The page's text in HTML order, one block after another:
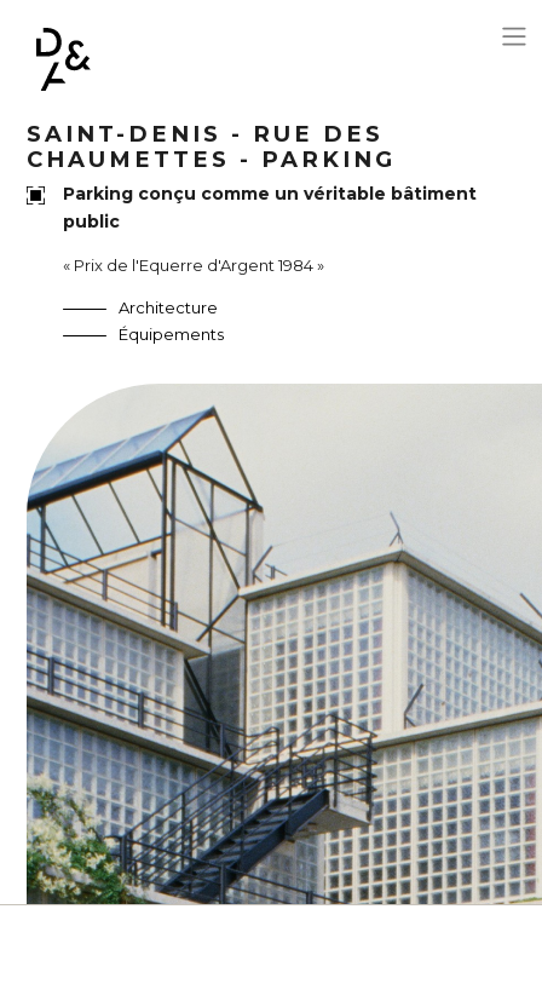
SAINT-DENIS - RUE DES
CHAUMETTES - PARKING
Parking conçu comme un véritable bâtiment
public
« Prix de l'Equerre d'Argent 1984 »
Architecture
Équipements